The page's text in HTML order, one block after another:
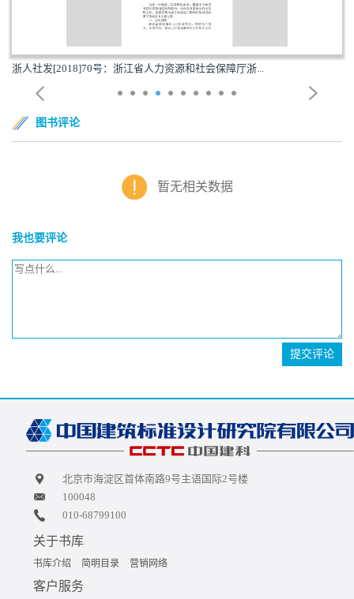
浙人社发[2018]70号：浙江省人力资源和社会保障厅浙...
图书评论
暂无相关数据
我也要评论
提交评论
北京市海淀区首体南路9号主语国际2号楼
100048
010-68799100
关于书库
书库介绍 简明目录 营销网络
客户服务